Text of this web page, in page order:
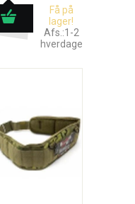
Få på
lager!
Afs.:1-2
hverdage